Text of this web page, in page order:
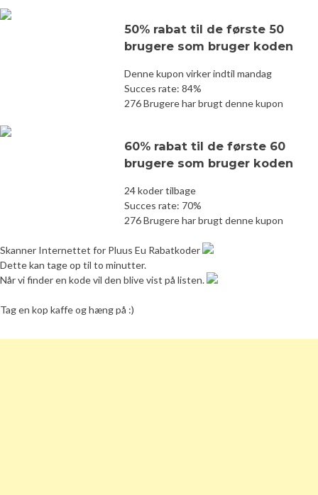
50% rabat til de første 50
brugere som bruger koden
Denne kupon virker indtil mandag
Succes rate: 84%
276 Brugere har brugt denne kupon
60% rabat til de første 60
brugere som bruger koden
24 koder tilbage
Succes rate: 70%
276 Brugere har brugt denne kupon
Skanner Internettet for Pluus Eu Rabatkoder
Dette kan tage op til to minutter.
Når vi finder en kode vil den blive vist på listen.
Tag en kop kaffe og hæng på :)